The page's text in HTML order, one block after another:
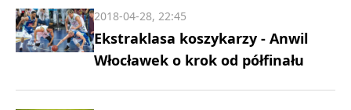
Ekstraklasa koszykarzy - Anwil
Włocławek o krok od półfinału
2018-04-28, 22:45